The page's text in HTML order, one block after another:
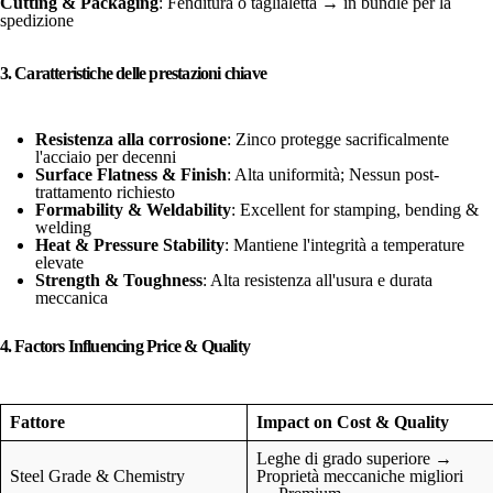
spedizione
3. Caratteristiche delle prestazioni chiave
Resistenza alla corrosione: Zinco protegge sacrificalmente
l'acciaio per decenni
Surface Flatness & Finish: Alta uniformità; Nessun post-
trattamento richiesto
Formability & Weldability: Excellent for stamping, bending &
welding
Heat & Pressure Stability: Mantiene l'integrità a temperature
elevate
Strength & Toughness: Alta resistenza all'usura e durata
meccanica
4. Factors Influencing Price & Quality
Fattore Impact on Cost & Quality
Steel Grade & Chemistry
Leghe di grado superiore →
Proprietà meccaniche migliori